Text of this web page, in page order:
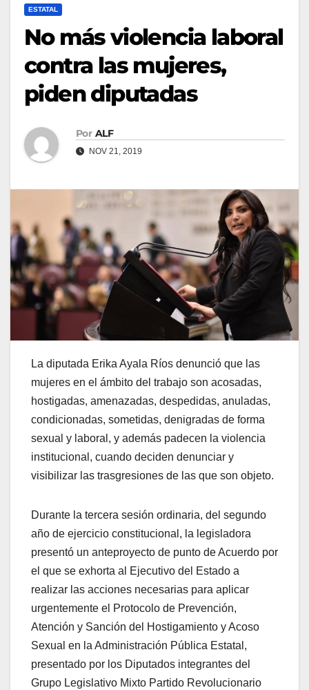
ESTATAL
No más violencia laboral
contra las mujeres,
piden diputadas
Por ALF
NOV 21, 2019
La diputada Erika Ayala Ríos denunció que las
mujeres en el ámbito del trabajo son acosadas,
hostigadas, amenazadas, despedidas, anuladas,
condicionadas, sometidas, denigradas de forma
sexual y laboral, y además padecen la violencia
institucional, cuando deciden denunciar y
visibilizar las trasgresiones de las que son objeto.
Durante la tercera sesión ordinaria, del segundo
año de ejercicio constitucional, la legisladora
presentó un anteproyecto de punto de Acuerdo por
el que se exhorta al Ejecutivo del Estado a
realizar las acciones necesarias para aplicar
urgentemente el Protocolo de Prevención,
Atención y Sanción del Hostigamiento y Acoso
Sexual en la Administración Pública Estatal,
presentado por los Diputados integrantes del
Grupo Legislativo Mixto Partido Revolucionario